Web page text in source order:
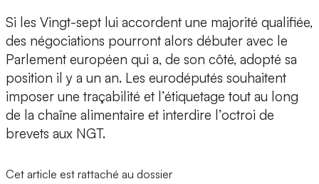
Si les Vingt-sept lui accordent une majorité qualifiée,
des négociations pourront alors débuter avec le
Parlement européen qui a, de son côté, adopté sa
position il y a un an. Les eurodéputés souhaitent
imposer une traçabilité et l’étiquetage tout au long
de la chaîne alimentaire et interdire l’octroi de
brevets aux NGT.
Cet article est rattaché au dossier